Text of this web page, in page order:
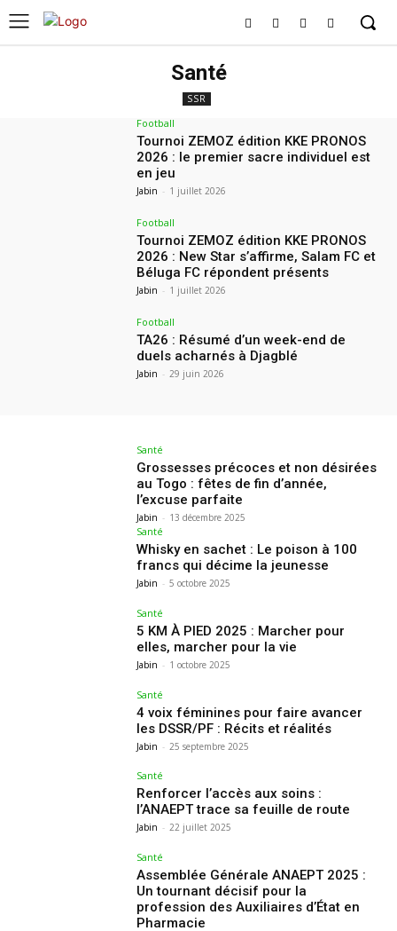
Santé
SSR
Football
Tournoi ZEMOZ édition KKE PRONOS
2026 : le premier sacre individuel est
en jeu
Jabin - 1 juillet 2026
Football
Tournoi ZEMOZ édition KKE PRONOS
2026 : New Star s’affirme, Salam FC et
Béluga FC répondent présents
Jabin - 1 juillet 2026
Football
TA26 : Résumé d’un week-end de
duels acharnés à Djagblé
Jabin - 29 juin 2026
Santé
Grossesses précoces et non désirées
au Togo : fêtes de fin d’année,
l’excuse parfaite
Jabin - 13 décembre 2025
Santé
Whisky en sachet : Le poison à 100
francs qui décime la jeunesse
Jabin - 5 octobre 2025
Santé
5 KM À PIED 2025 : Marcher pour
elles, marcher pour la vie
Jabin - 1 octobre 2025
Santé
4 voix féminines pour faire avancer
les DSSR/PF : Récits et réalités
Jabin - 25 septembre 2025
Santé
Renforcer l’accès aux soins :
l’ANAEPT trace sa feuille de route
Jabin - 22 juillet 2025
Santé
Assemblée Générale ANAEPT 2025 :
Un tournant décisif pour la
profession des Auxiliaires d’État en
Pharmacie